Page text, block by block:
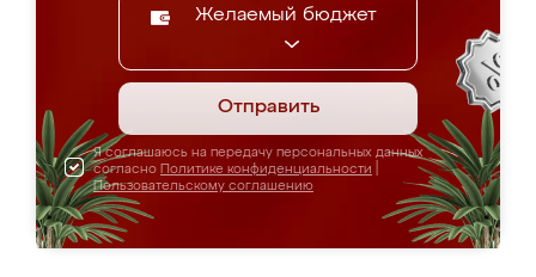
Желаемый бюджет
Отправить
Я соглашаюсь на передачу персональных данных
согласно Политике конфиденциальности
Пользовательскому соглашению